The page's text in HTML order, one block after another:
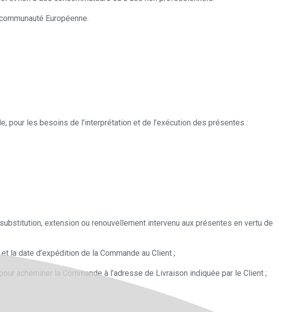
Européenne.
les besoins de l’interprétation et de l’exécution des présentes :
extension ou renouvellement intervenu aux présentes en vertu de
la date d’expédition de la Commande au Client ;
acheminer la Commande à l’adresse de Livraison indiquée par le Client ;